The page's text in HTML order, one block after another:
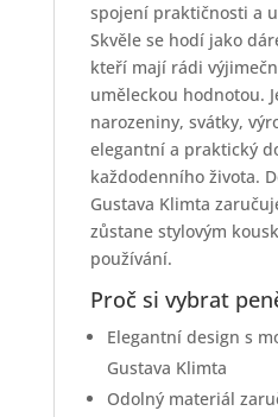
spojení praktičnosti a
Skvěle se hodí jako
kteří mají rádi
uměleckou hodnotou.
narozeniny, svátky,
elegantní a praktický
každodenního života.
Gustava Klimta
zůstane stylovým
používání.
Proč si vybrat
Elegantní design s
Gustava Klimta
Odolný materiál